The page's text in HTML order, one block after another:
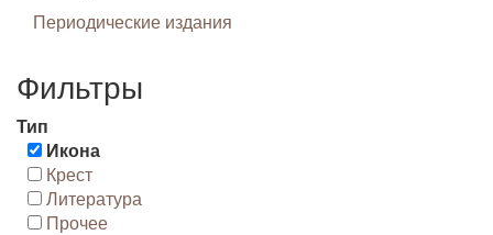
Периодические издания
Фильтры
Тип
Икона
Крест
Литература
Прочее